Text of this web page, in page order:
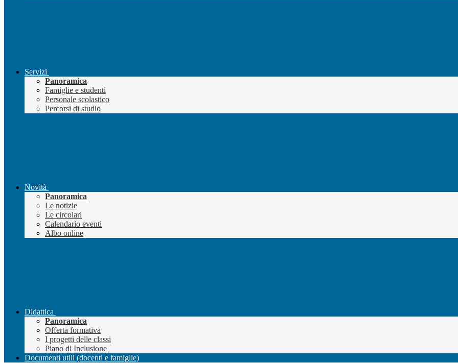
Servizi
Panoramica
Famiglie e studenti
Personale scolastico
Percorsi di studio
Novità
Panoramica
Le notizie
Le circolari
Calendario eventi
Albo online
Didattica
Panoramica
Offerta formativa
I progetti delle classi
Piano di Inclusione
Documenti utili (docenti e famiglie)